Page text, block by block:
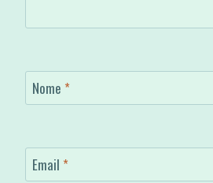
Nome *
Email *